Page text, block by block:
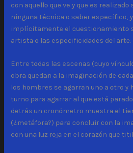
con aquello que ve y que es
ninguna técnica o saber específico,
implícitamente el cuestionamiento
artista o las especificidades del arte.
Entre todas las escenas (cuyo
obra quedan a la imaginación de
los hombres se agarran uno a otro y
turno para agarrar al que está
detrás un cronómetro muestra el
(¿metáfora?) para concluir con la
con una luz roja en el corazón que